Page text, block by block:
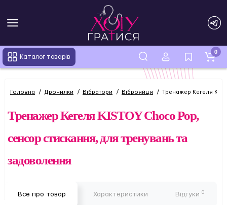
Каталог товарів
0
Головна Дрочилки Вібратори Віброяйця Тренажер Кегеля
Тренажер Кегеля KISTOY Choco Pop,
сенсор стискання, для тренувань та
задоволення
Все про товар Характеристики Відгуки 0